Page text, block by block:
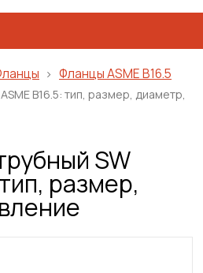
Фланцы ASME B16.5
B16.5: тип, размер, диаметр,
SW
размер,